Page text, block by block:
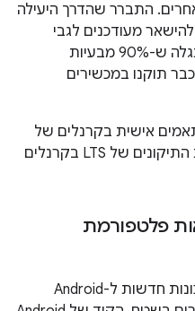
התברר שהדרך היעילה
מעודכנים לגבי
גרסאות LTS. במכשירי Pixel, התגלה ש-90% מבעיות
האבטחה בקרנל שדווחו ב-ASB כבר תוקנו במכשירים
אישית בקרנלים של
המכשירים, קשה פשוט למזג את התיקונים של LTS בקרנלים
פלטפורמת
הפיצול מקשה על הוספה של תכונות חדשות ל-Android